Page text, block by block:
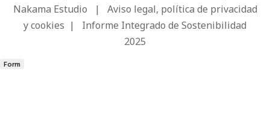
Nakama Estudio | Aviso legal, política de privacidad
y cookies | Informe Integrado de Sostenibilidad
2025
Form